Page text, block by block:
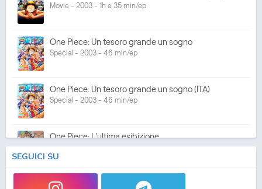
Movie - 2003 - 1h e 35 min/ep
One Piece: Un tesoro grande un sogno
Special - 2003 - 46 min/ep
One Piece: Un tesoro grande un sogno (ITA)
Special - 2003 - 46 min/ep
One Piece: L'ultima esibizione
Special - 2003 - 45 min/ep
One Piece: L'ultima esibizione (ITA)
SEGUICI SU